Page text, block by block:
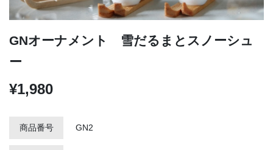
GNオーナメント 雪だるまとスノーシュ
ー
¥1,980
商品番号 GN2